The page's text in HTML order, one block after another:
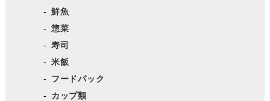
鮮魚
惣菜
寿司
米飯
フードパック
カップ類